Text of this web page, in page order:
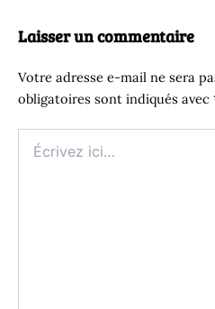
Laisser un commentaire
Votre adresse e-mail ne sera
obligatoires sont indiqués avec
ici…